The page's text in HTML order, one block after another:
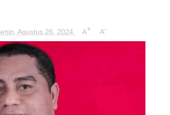
Agustus 26, 2024 A+ A-